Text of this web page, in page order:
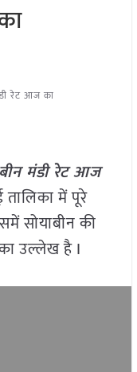
रेट आज का
मंडी रेट आज
में पूरे
सोयाबीन की
उल्लेख है I